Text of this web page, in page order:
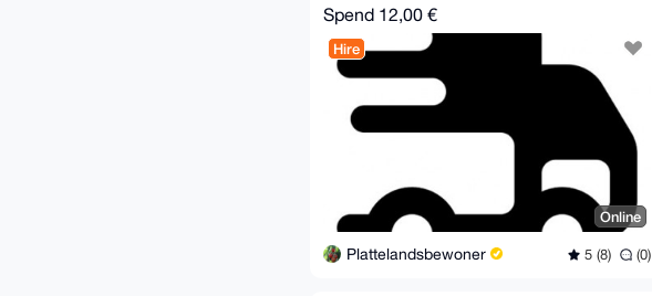
Spend 12,00 €
Hire
Online
Plattelandsbewoner 5 (8) (0)